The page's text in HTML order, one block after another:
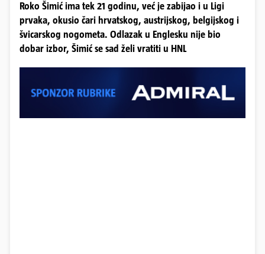
Roko Šimić ima tek 21 godinu, već je zabijao i u Ligi
prvaka, okusio čari hrvatskog, austrijskog, belgijskog i
švicarskog nogometa. Odlazak u Englesku nije bio
dobar izbor, Šimić se sad želi vratiti u HNL